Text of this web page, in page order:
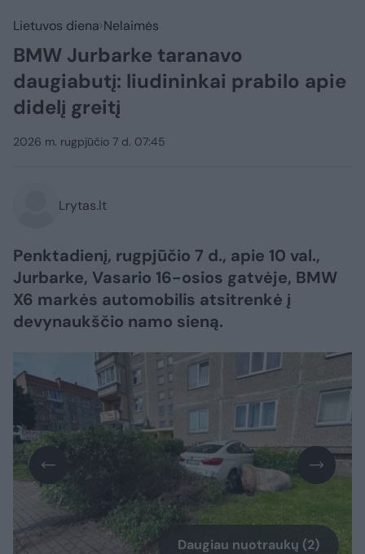
Lietuvos diena Nelaimės
BMW Jurbarke taranavo
daugiabutį: liudininkai prabilo apie
didelį greitį
2026 m. rugpjūčio 7 d. 07:45
Lrytas.lt
Penktadienį, rugpjūčio 7 d., apie 10 val.,
Jurbarke, Vasario 16-osios gatvėje, BMW
X6 markės automobilis atsitrenkė į
devynaukščio namo sieną.
Daugiau nuotraukų (2)